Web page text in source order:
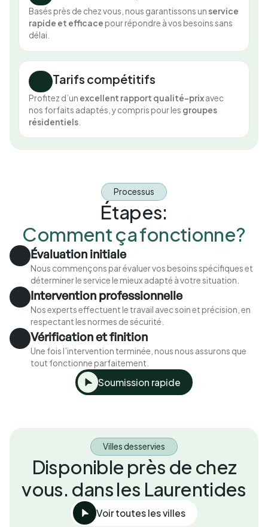
Basés près de chez vous, nous garantissons un service
rapide et efficace pour répondre à vos besoins sans
délai.
Tarifs compétitifs
Profitez d’un excellent rapport qualité-prixavec
nos forfaits adaptés, y compris pour les groupes
résidentiels
Processus
Étapes:
Comment ça fonctionne?
Évaluation initiale
Nous commençons par évaluer vos besoins spécifiques et
déterminer le service le mieux adapté à votre situation.
Intervention professionnelle
Nos experts effectuent le travail avec soin et précision, en
respectant les normes de sécurité.
Vérification et finition
Une fois l’intervention terminée, nous nous assurons que
tout fonctionne parfaitement.
Soumission rapide
Villes desservies
Disponible près de chez
vous. dans les Laurentides
Voir toutes les villes